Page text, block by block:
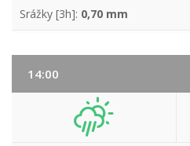
Srážky [3h]: 0,70 mm
14:00